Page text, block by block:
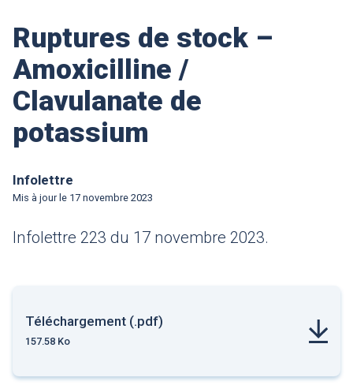
Ruptures de stock –
Amoxicilline /
Clavulanate de
potassium
Infolettre
Mis à jour le 17 novembre 2023
Infolettre 223 du 17 novembre 2023.
Téléchargement (.pdf)
157.58 Ko